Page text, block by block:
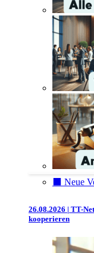
⬛️ Neue
26.08.2026 | TT-
kooperieren